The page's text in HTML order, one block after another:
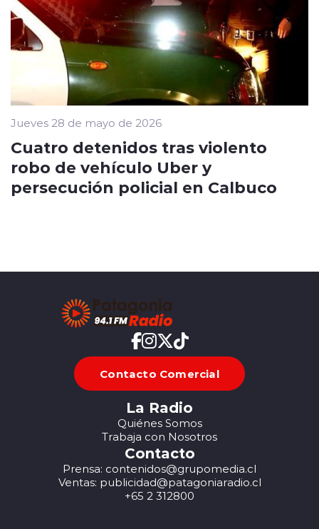
Jueves 28 de mayo de 2026
Cuatro detenidos tras violento
robo de vehículo Uber y
persecución policial en Calbuco
Contacto Comercial
La Radio
Quiénes Somos
Trabaja con Nosotros
Contacto
Prensa: contenidos@grupomedia.cl
Ventas: publicidad@patagoniaradio.cl
+65 2 312800